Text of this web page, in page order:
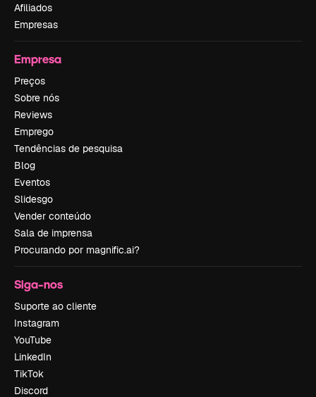
Afiliados
Empresas
Empresa
Preços
Sobre nós
Reviews
Emprego
Tendências de pesquisa
Blog
Eventos
Slidesgo
Vender conteúdo
Sala de imprensa
Procurando por magnific.ai?
Siga-nos
Suporte ao cliente
Instagram
YouTube
LinkedIn
TikTok
Discord